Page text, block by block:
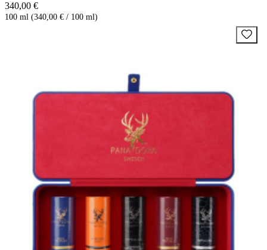
340,00 €
100 ml (340,00 € / 100 ml)